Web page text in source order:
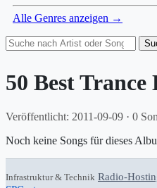
Alle Genres anzeigen →
50 Best
Veröffentlicht: 2011-09-09 · 0
Noch keine Songs für dieses
Infrastruktur & Technik Radio-